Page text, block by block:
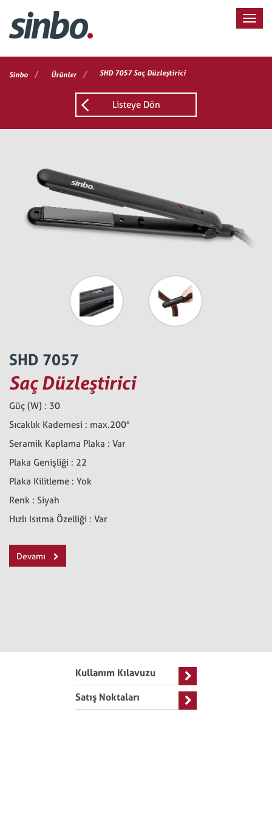
Sinbo / Ürünler / SHD 7057 Saç Düzleştirici
Listeye Dön
SHD 7057
Saç Düzleştirici
Güç (W) : 30
Sıcaklık Kademesi : max.200°
Seramik Kaplama Plaka : Var
Plaka Genişliği : 22
Plaka Kilitleme : Yok
Renk : Siyah
Hızlı Isıtma Özelliği : Var
Devamı
Kullanım Kılavuzu
Satış Noktaları